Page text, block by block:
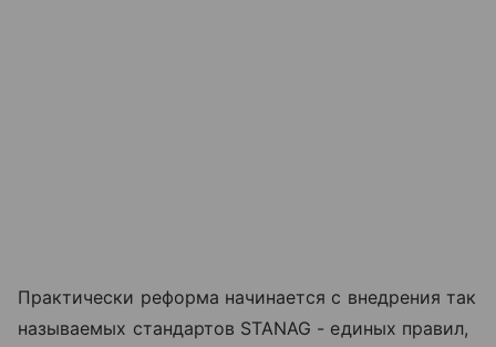
Практически реформа начинается с внедрения так
называемых стандартов STANAG - единых правил,